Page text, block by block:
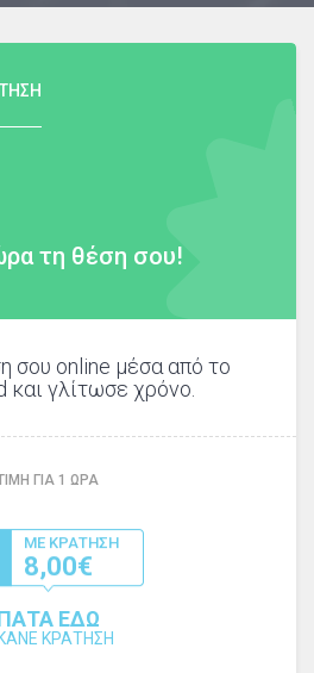
τη θέση σου!
σου online μέσα από το
και γλίτωσε χρόνο.
ΓΙΑ 1 ΩΡΑ
ΜΕ ΚΡΑΤΗΣΗ
8,00€
ΕΔΩ
ΚΑΝΕ ΚΡΑΤΗΣΗ